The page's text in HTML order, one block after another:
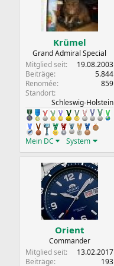
Krümel
Grand Admiral Special
Mitglied seit
19.08.2003
Beiträge
5.844
Renomée
859
Standort
Schleswig-Holstein
Mein DC System
Orient
Commander
Mitglied seit
13.02.2017
Beiträge
193